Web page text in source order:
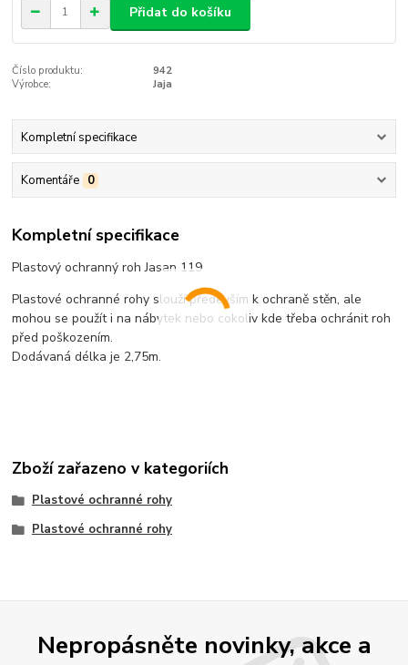
Přidat do košíku
Číslo produktu:
942
Výrobce:
Jaja
Kompletní specifikace
Komentáře 0
Kompletní specifikace
Plastový ochranný roh Jasan 119
Plastové ochranné rohy slouží především k ochraně stěn, ale
mohou se použít i na nábytek nebo cokoliv kde třeba ochránit roh
před poškozením.
Dodávaná délka je 2,75m.
Zboží zařazeno v kategoriích
Plastové ochranné rohy
Plastové ochranné rohy
Nepropásněte novinky, akce a